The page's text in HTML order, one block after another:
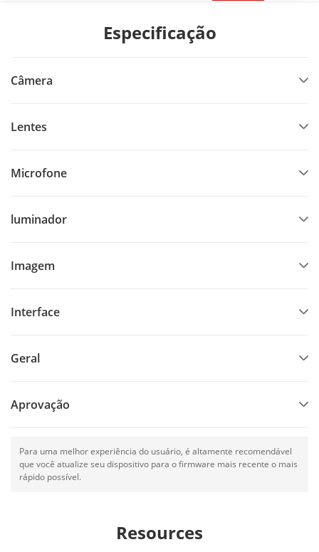
Especificação
Câmera
Lentes
Microfone
luminador
Imagem
Interface
Geral
Aprovação
Para uma melhor experiência do usuário, é altamente recomendável
que você atualize seu dispositivo para o firmware mais recente o mais
rápido possível.
Resources